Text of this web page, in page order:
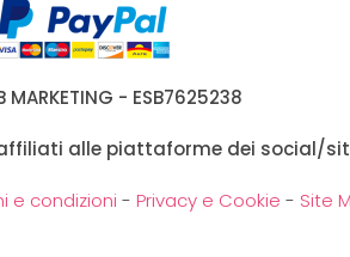
MARKETING - ESB7625238
alle piattaforme dei social/
e condizioni - Privacy e Cookie - Site